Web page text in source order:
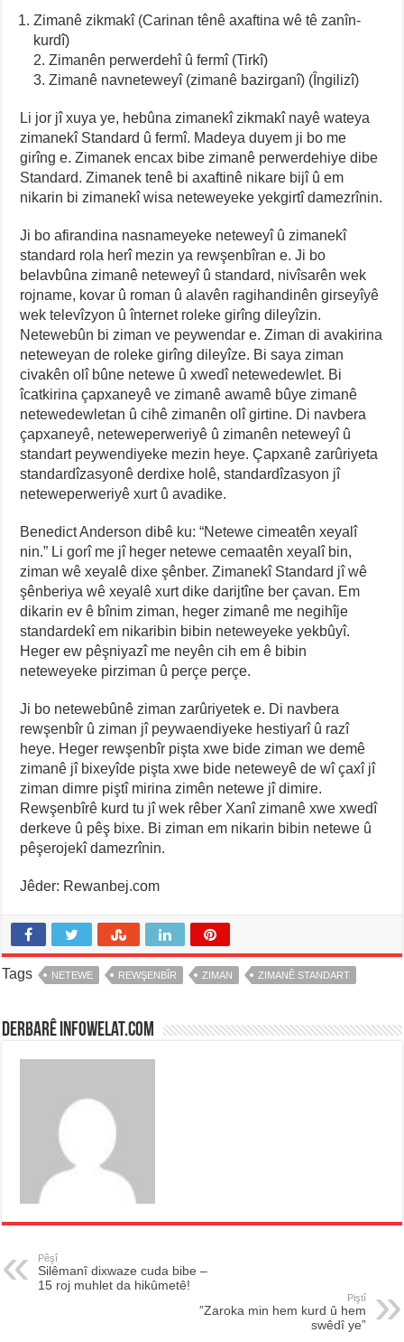
Zimanê zikmakî (Carinan tênê axaftina wê tê zanîn-
kurdî)
2. Zimanên perwerdehî û fermî (Tirkî)
3. Zimanê navneteweyî (zimanê bazirganî) (Îngilizî)
Li jor jî xuya ye, hebûna zimanekî zikmakî nayê wateya
zimanekî Standard û fermî. Madeya duyem ji bo me
girîng e. Zimanek encax bibe zimanê perwerdehiye dibe
Standard. Zimanek tenê bi axaftinê nikare bijî û em
nikarin bi zimanekî wisa neteweyeke yekgirtî damezrînin.
Ji bo afirandina nasnameyeke neteweyî û zimanekî
standard rola herî mezin ya rewşenbîran e. Ji bo
belavbûna zimanê neteweyî û standard, nivîsarên wek
rojname, kovar û roman û alavên ragihandinên girseyîyê
wek televîzyon û înternet roleke girîng dileyîzin.
Netewebûn bi ziman ve peywendar e. Ziman di avakirina
neteweyan de roleke girîng dileyîze. Bi saya ziman
civakên olî bûne netewe û xwedî netewedewlet. Bi
îcatkirina çapxaneyê ve zimanê awamê bûye zimanê
netewedewletan û cihê zimanên olî girtine. Di navbera
çapxaneyê, neteweperweriyê û zimanên neteweyî û
standart peywendiyeke mezin heye. Çapxanê zarûriyeta
standardîzasyonê derdixe holê, standardîzasyon jî
neteweperweriyê xurt û avadike.
Benedict Anderson dibê ku: “Netewe cimeatên xeyalî
nin.” Li gorî me jî heger netewe cemaatên xeyalî bin,
ziman wê xeyalê dixe şênber. Zimanekî Standard jî wê
şênberiya wê xeyalê xurt dike darijtîne ber çavan. Em
dikarin ev ê bînim ziman, heger zimanê me negihîje
standardekî em nikaribin bibin neteweyeke yekbûyî.
Heger ew pêşniyazî me neyên cih em ê bibin
neteweyeke pirziman û perçe perçe.
Ji bo netewebûnê ziman zarûriyetek e. Di navbera
rewşenbîr û ziman jî peywaendiyeke hestiyarî û razî
heye. Heger rewşenbîr pişta xwe bide ziman we demê
zimanê jî bixeyîde pişta xwe bide neteweyê de wî çaxî jî
ziman dimre piştî mirina zimên netewe jî dimire.
Rewşenbîrê kurd tu jî wek rêber Xanî zimanê xwe xwedî
derkeve û pêş bixe. Bi ziman em nikarin bibin netewe û
pêşerojekî damezrînin.
Jêder: Rewanbej.com
Tags NETEWE REWŞENBÎR ZIMAN ZIMANÊ STANDART
Derbarê infowelat.com
Pêşî
Silêmanî dixwaze cuda bibe –
15 roj muhlet da hikûmetê!
Piştî
”Zaroka min hem kurd û hem
swêdî ye”